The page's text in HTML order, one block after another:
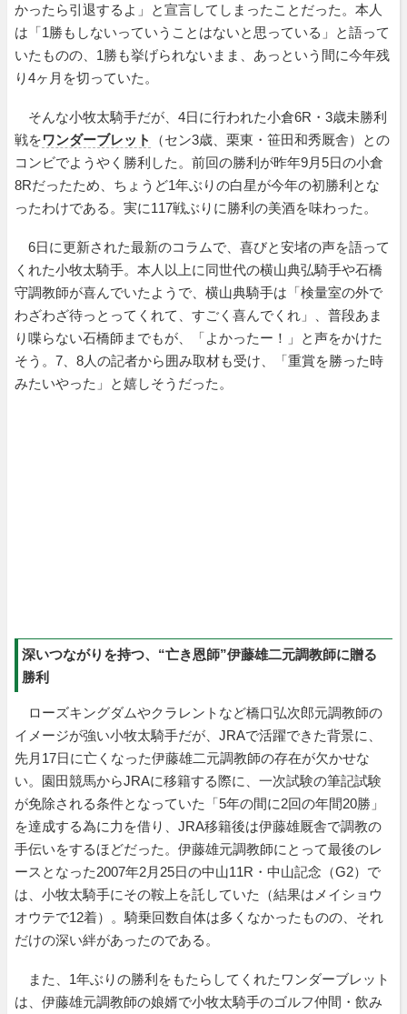
かったら引退するよ」と宣言してしまったことだった。本人
は「1勝もしないっていうことはないと思っている」と語って
いたものの、1勝も挙げられないまま、あっという間に今年残
り4ヶ月を切っていた。
そんな小牧太騎手だが、4日に行われた小倉6R・3歳未勝利
戦をワンダーブレット
（セン3歳、栗東・笹田和秀厩舎）との
コンビでようやく勝利した。前回の勝利が昨年9月5日の小倉
8Rだったため、ちょうど1年ぶりの白星が今年の初勝利とな
ったわけである。実に117戦ぶりに勝利の美酒を味わった。
6日に更新された最新のコラムで、喜びと安堵の声を語って
くれた小牧太騎手。本人以上に同世代の横山典弘騎手や石橋
守調教師が喜んでいたようで、横山典騎手は「検量室の外で
わざわざ待っとってくれて、すごく喜んでくれ」、普段あま
り喋らない石橋師までもが、「よかったー！」と声をかけた
そう。7、8人の記者から囲み取材も受け、「重賞を勝った時
みたいやった」と嬉しそうだった。
深いつながりを持つ、“亡き恩師”伊藤雄二元調教師に贈る
勝利
ローズキングダムやクラレントなど橋口弘次郎元調教師の
イメージが強い小牧太騎手だが、JRAで活躍できた背景に、
先月17日に亡くなった伊藤雄二元調教師の存在が欠かせな
い。園田競馬からJRAに移籍する際に、一次試験の筆記試験
が免除される条件となっていた「5年の間に2回の年間20勝」
を達成する為に力を借り、JRA移籍後は伊藤雄厩舎で調教の
手伝いをするほどだった。伊藤雄元調教師にとって最後のレ
ースとなった2007年2月25日の中山11R・中山記念（G2）で
は、小牧太騎手にその鞍上を託していた（結果はメイショウ
オウテで12着）。騎乗回数自体は多くなかったものの、それ
だけの深い絆があったのである。
また、1年ぶりの勝利をもたらしてくれたワンダーブレット
は、伊藤雄元調教師の娘婿で小牧太騎手のゴルフ仲間・飲み